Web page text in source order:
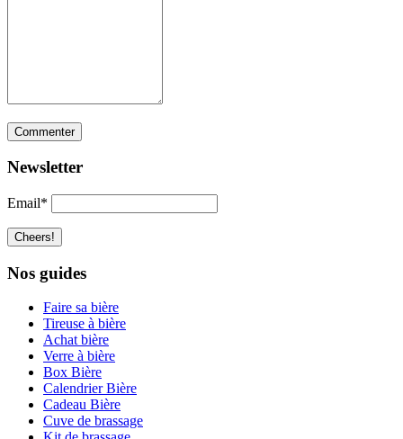
Newsletter
Email*
Nos guides
Faire sa bière
Tireuse à bière
Achat bière
Verre à bière
Box Bière
Calendrier Bière
Cadeau Bière
Cuve de brassage